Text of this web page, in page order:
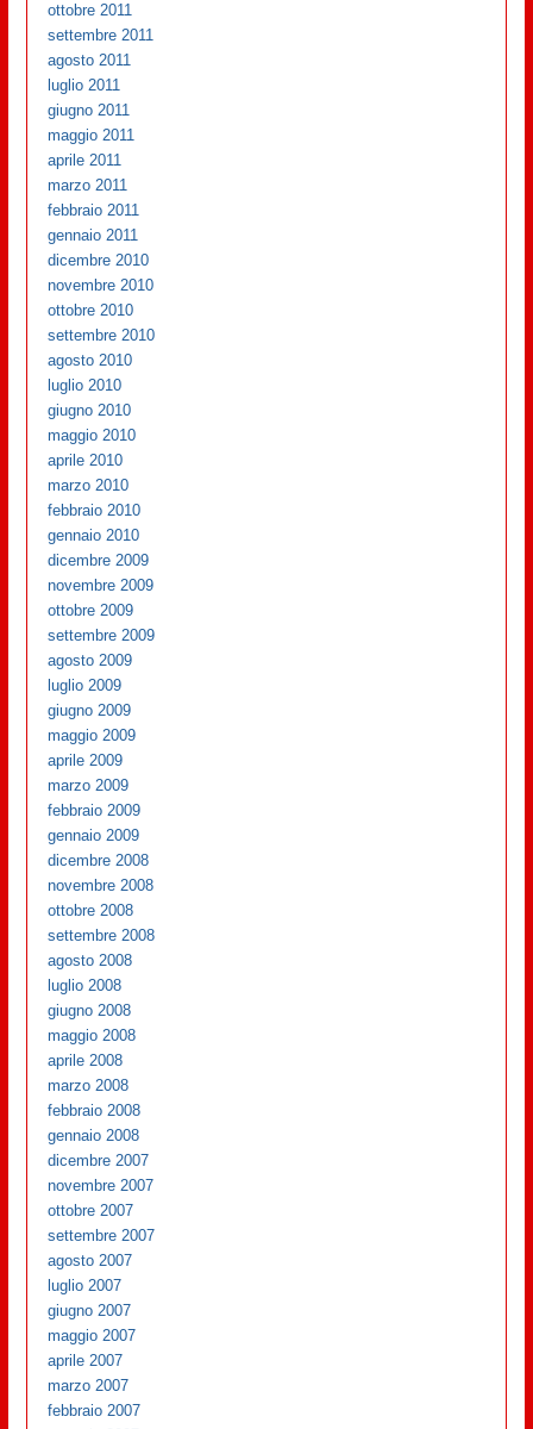
ottobre 2011
settembre 2011
agosto 2011
luglio 2011
giugno 2011
maggio 2011
aprile 2011
marzo 2011
febbraio 2011
gennaio 2011
dicembre 2010
novembre 2010
ottobre 2010
settembre 2010
agosto 2010
luglio 2010
giugno 2010
maggio 2010
aprile 2010
marzo 2010
febbraio 2010
gennaio 2010
dicembre 2009
novembre 2009
ottobre 2009
settembre 2009
agosto 2009
luglio 2009
giugno 2009
maggio 2009
aprile 2009
marzo 2009
febbraio 2009
gennaio 2009
dicembre 2008
novembre 2008
ottobre 2008
settembre 2008
agosto 2008
luglio 2008
giugno 2008
maggio 2008
aprile 2008
marzo 2008
febbraio 2008
gennaio 2008
dicembre 2007
novembre 2007
ottobre 2007
settembre 2007
agosto 2007
luglio 2007
giugno 2007
maggio 2007
aprile 2007
marzo 2007
febbraio 2007